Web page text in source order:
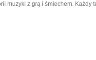
muzyki z grą i śmiechem. Każdy